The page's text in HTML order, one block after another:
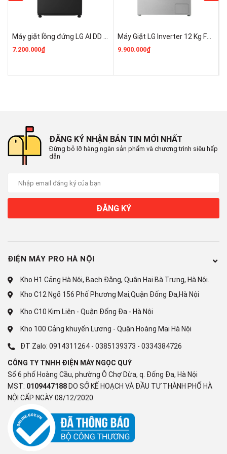
Sản xuất tại:
Thái Lan
2022
Mức tiêu thụ điện năng
Hiệu suất sử dụng điện:
Hãng không công bố
Loại Inverter:
Digital Inverter
Chương trình giặt:
Giặt chăn ga
Giặt nhanh
Giặt nước ấm 40 độ C
Giặt thường
Vắt
Vệ sinh lồng giặt
Xả + vắt
7.200.000₫ 9.900.000₫
ĐĂNG KÝ NHẬN BẢN TIN MỚI NHẤT
Đừng bỏ lỡ hàng ngàn sản phẩm và chương trình siêu hấp
dẫn
ĐĂNG KÝ
ĐIỆN MÁY PRO HÀ NỘI
Kho H1 Cảng Hà Nội, Bạch Đằng, Quận Hai Bà Trưng, Hà Nội.
Kho C12 Ngõ 156 Phố Phương Mai,Quận Đống Đa,Hà Nội
Kho C10 Kim Liên - Quận Đống Đa - Hà Nội
Kho 100 Cảng khuyến Lương - Quận Hoàng Mai Hà Nội
ĐT Zalo: 0914311264 - 0385139373 - 0334384726
CÔNG TY TNHH ĐIỆN MÁY NGỌC QUÝ
Số 6 phố Hoàng Cầu, phường Ô Chợ Dừa, q. Đống Đa, Hà Nội
MST: 0109447188 DO SỞ KẾ HOẠCH VÀ ĐẦU TƯ THÀNH PHỐ HÀ
NỘI CẤP NGÀY 08/12/2020.